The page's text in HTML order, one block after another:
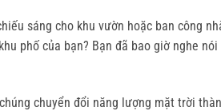
sáng cho khu vườn hoặc ban công
phố của bạn? Bạn đã bao giờ nghe nói
chuyển đổi năng lượng mặt trời